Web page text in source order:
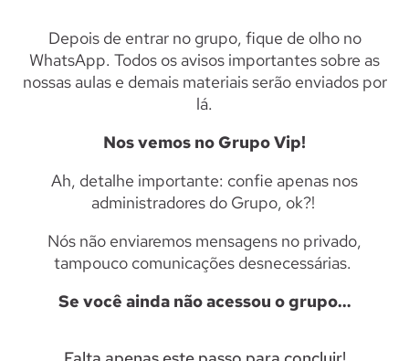
Depois de entrar no grupo, fique de olho no
WhatsApp. Todos os avisos importantes sobre as
nossas aulas e demais materiais serão enviados por
lá.
Nos vemos no Grupo Vip!
Ah, detalhe importante: confie apenas nos
administradores do Grupo, ok?!
Nós não enviaremos mensagens no privado,
tampouco comunicações desnecessárias.
Se você ainda não acessou o grupo…